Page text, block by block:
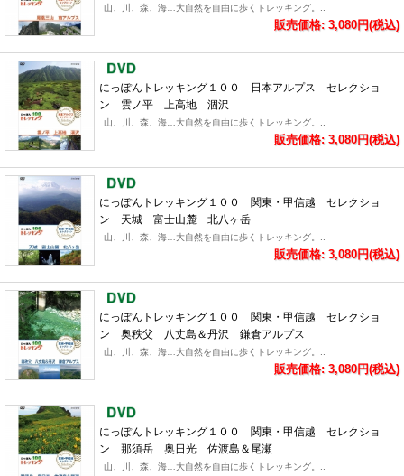
山、川、森、海…大自然を自由に歩くトレッキング。..
販売価格: 3,080円(税込)
にっぽんトレッキング１００ 日本アルプス セレクショ
ン 雲ノ平 上高地 涸沢
山、川、森、海…大自然を自由に歩くトレッキング。..
販売価格: 3,080円(税込)
にっぽんトレッキング１００ 関東・甲信越 セレクショ
ン 天城 富士山麓 北八ヶ岳
山、川、森、海…大自然を自由に歩くトレッキング。..
販売価格: 3,080円(税込)
にっぽんトレッキング１００ 関東・甲信越 セレクショ
ン 奥秩父 八丈島＆丹沢 鎌倉アルプス
山、川、森、海…大自然を自由に歩くトレッキング。..
販売価格: 3,080円(税込)
にっぽんトレッキング１００ 関東・甲信越 セレクショ
ン 那須岳 奥日光 佐渡島＆尾瀬
山、川、森、海…大自然を自由に歩くトレッキング。..